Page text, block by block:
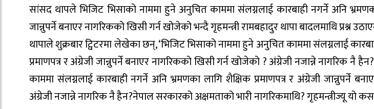
सांसद थापले भिजिट भिसाको नाममा हुने अनुचित काममा संलग्नलाई कारबाही नगर्ने अनि
जान्नुपर्ने बनाएर नागरिकको खिसी गर्न खोजेको भन्दै गृहमन्त्री रामबहादुर थापा बादलमाथि प्रश्न
थापाले शुक्रबार ट्विटरमा लेखेका छन्, ‘भिजिट भिसाको नाममा हुने अनुचित काममा संलग्नलाई
प्रमाणपत्र र अंग्रेजी जान्नुपर्ने बनाएर नागरिकको खिसी गर्न खोजेको ? अंग्रेजी नजान्ने नागरिक नै
काममा संलग्नलाई कारबाही नगर्ने अनि भ्रमणका लागि शैक्षिक प्रमाणपत्र र अंग्रेजी जान्नुपर्ने
अंग्रेजी नजान्ने नागरिक नै हैन?नेपाल सरकारको अक्षमताको भारी नागरिकमाथि? गृहमन्त्रीज्यू यो